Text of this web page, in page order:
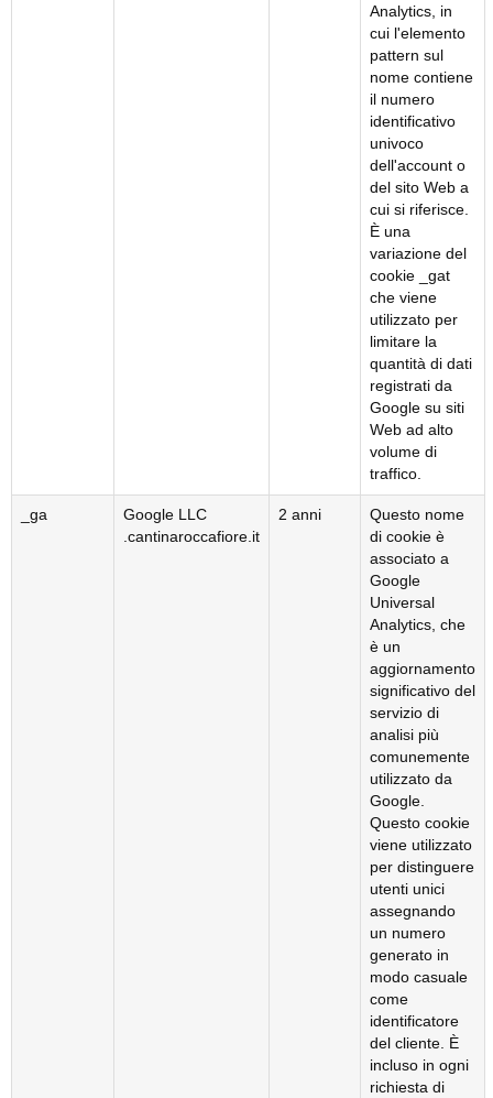
Analytics, in
cui l'elemento
pattern sul
nome contiene
il numero
identificativo
univoco
dell'account o
del sito Web a
cui si riferisce.
È una
variazione del
cookie _gat
che viene
utilizzato per
limitare la
quantità di dati
registrati da
Google su siti
Web ad alto
volume di
traffico.
_ga
Google LLC
.cantinaroccafiore.it
2 anni
Questo nome
di cookie è
associato a
Google
Universal
Analytics, che
è un
aggiornamento
significativo del
servizio di
analisi più
comunemente
utilizzato da
Google.
Questo cookie
viene utilizzato
per distinguere
utenti unici
assegnando
un numero
generato in
modo casuale
come
identificatore
del cliente. È
incluso in ogni
richiesta di